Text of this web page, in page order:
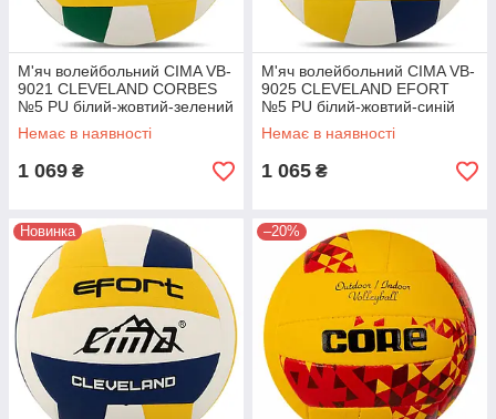
М'яч волейбольний CIMA VB-
9021 CLEVELAND CORBES
№5 PU білий-жовтий-зелений
Немає в наявності
1 069 ₴
М'яч волейбольний CIMA VB-
9025 CLEVELAND EFORT
№5 PU білий-жовтий-синій
Немає в наявності
1 065 ₴
Новинка –20%